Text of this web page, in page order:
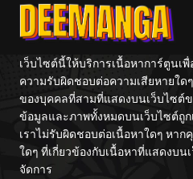
เว็บไซต์นี้ให้บริการเนื้อหาการ์ตูนเ
ความรับผิดชอบต่อความเสียหายใ
ของบุคคลที่สามที่แสดงบนเว็บไซต์ข
ข้อมูลและภาพทั้งหมดบนเว็บไซต์ถูก
เราไม่รับผิดชอบต่อเนื้อหาใดๆ ห
ใดๆ ที่เกี่ยวข้องกับเนื้อหาที่แสดงบน
จัดการ